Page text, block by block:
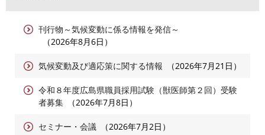
刊行物～気候変動に係る情報を発信～
2026年8月6日
気候変動及び適応策に関する情報 2026年7月21日
令和８年度広島県職員採用試験（獣医師第２回）受験
者募集
2026年7月8日
セミナー・会議 2026年7月2日